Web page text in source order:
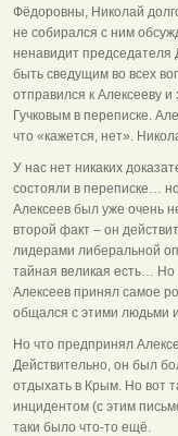
Фёдоровны, Николай
не собирался с ним
ненавидит председателя
быть сведущим во всех
отправился к Алексееву
Гучковым в переписке.
что «кажется, нет».
У нас нет никаких
состояли в переписке…
Алексеев был уже очень
второй факт – он
лидерами либеральной
тайная великая есть…
Алексеев принял самое
общался с этими людьми
Но что предпринял
Действительно, он был
отдыхать в Крым. Но вот
инцидентом (с этим
таки было что-то ещё.